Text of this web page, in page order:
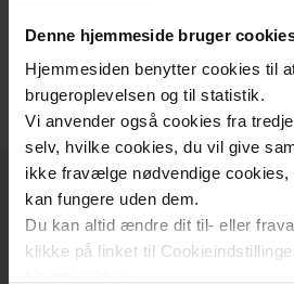
Denne hjemmeside bruger
Hjemmesiden benytter cookies til
brugeroplevelsen og til statistik.
Vi anvender også cookies fra
selv, hvilke cookies, du vil give
ikke fravælge nødvendige cookies,
kan fungere uden dem.
Du kan altid ændre dit til- eller
klikke på linket til
3.800
stykker
blå
lejepapir
sparet
årligt på
Slagelse
Udgivet: 8. oktober 2024
Kontakt